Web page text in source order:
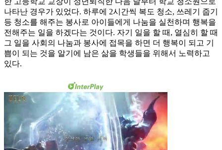
나타난 경우가 있었다. 하루에 2시간씩 복도 청소, 쓰레기 줍기
등 청소를 해주는 봉사로 아이들에게 나눔을 실천하며 행복을
전해주는 일을 하겠다는 것이다. 자기 일을 할 때, 열심히 할 때
그 일을 사회의 나눔과 봉사에 접목을 하면 더 행복이 되고 기
쁨이 되는 것을 알기에 남은 삶을 학생들을 위해서 노력하고
있다.